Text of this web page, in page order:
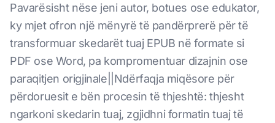
Pavarësisht nëse jeni autor, botues ose edukator,
ky mjet ofron një mënyrë të pandërprerë për të
transformuar skedarët tuaj EPUB në formate si
PDF ose Word, pa kompromentuar dizajnin ose
paraqitjen origjinale||Ndërfaqja miqësore për
përdoruesit e bën procesin të thjeshtë: thjesht
ngarkoni skedarin tuaj, zgjidhni formatin tuaj të